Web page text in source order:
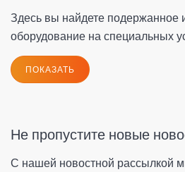
Здесь вы найдете подержанное
оборудование на специальных
ПОКАЗАТЬ
Не пропустите новые
С нашей новостной рассылкой